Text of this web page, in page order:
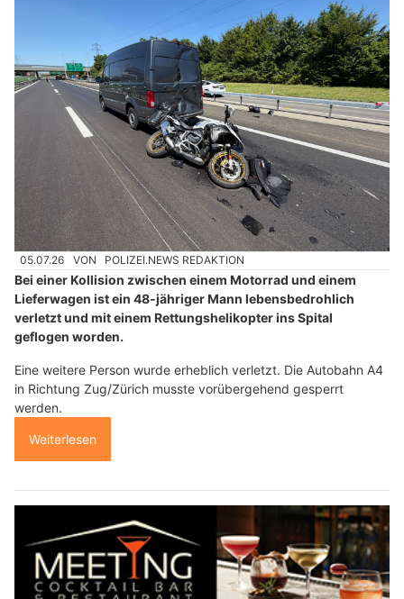
05.07.26 VON POLIZEI.NEWS REDAKTION
Bei einer Kollision zwischen einem Motorrad und einem
Lieferwagen ist ein 48-jähriger Mann lebensbedrohlich
verletzt und mit einem Rettungshelikopter ins Spital
geflogen worden.
Eine weitere Person wurde erheblich verletzt. Die Autobahn A4
in Richtung Zug/Zürich musste vorübergehend gesperrt
werden.
Weiterlesen